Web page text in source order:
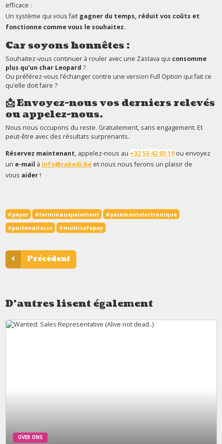
efficace :
Un système qui vous fait gagner du temps, réduit vos coûts et
fonctionne comme vous le souhaitez.
Car soyons honnêtes :
Souhaitez-vous continuer à rouler avec une Zastava qui consomme
plus qu’un char Leopard ?
Ou préférez-vous l’échanger contre une version Full Option qui fait ce
qu’elle doit faire ?
📩 Envoyez-nous vos derniers relevés
ou appelez-nous.
Nous nous occupons du reste. Gratuitement, sans engagement. Et
peut-être avec des résultats surprenants.
Réservez maintenant, appelez-nous au +32 53 42 05 19 ou envoyez
un e-mail à info@rakedi.beet nous nous ferons un plaisir de
vous aider!
#payer #terminauxpaiement
#paiementelectronique
#partenaireccv
#multisafepay
Précédent
D'autres lisent également
OVER ONS